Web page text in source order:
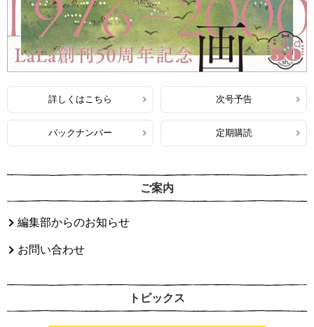
詳しくはこちら 次号予告
バックナンバー 定期購読
ご案内
編集部からのお知らせ
お問い合わせ
トピックス